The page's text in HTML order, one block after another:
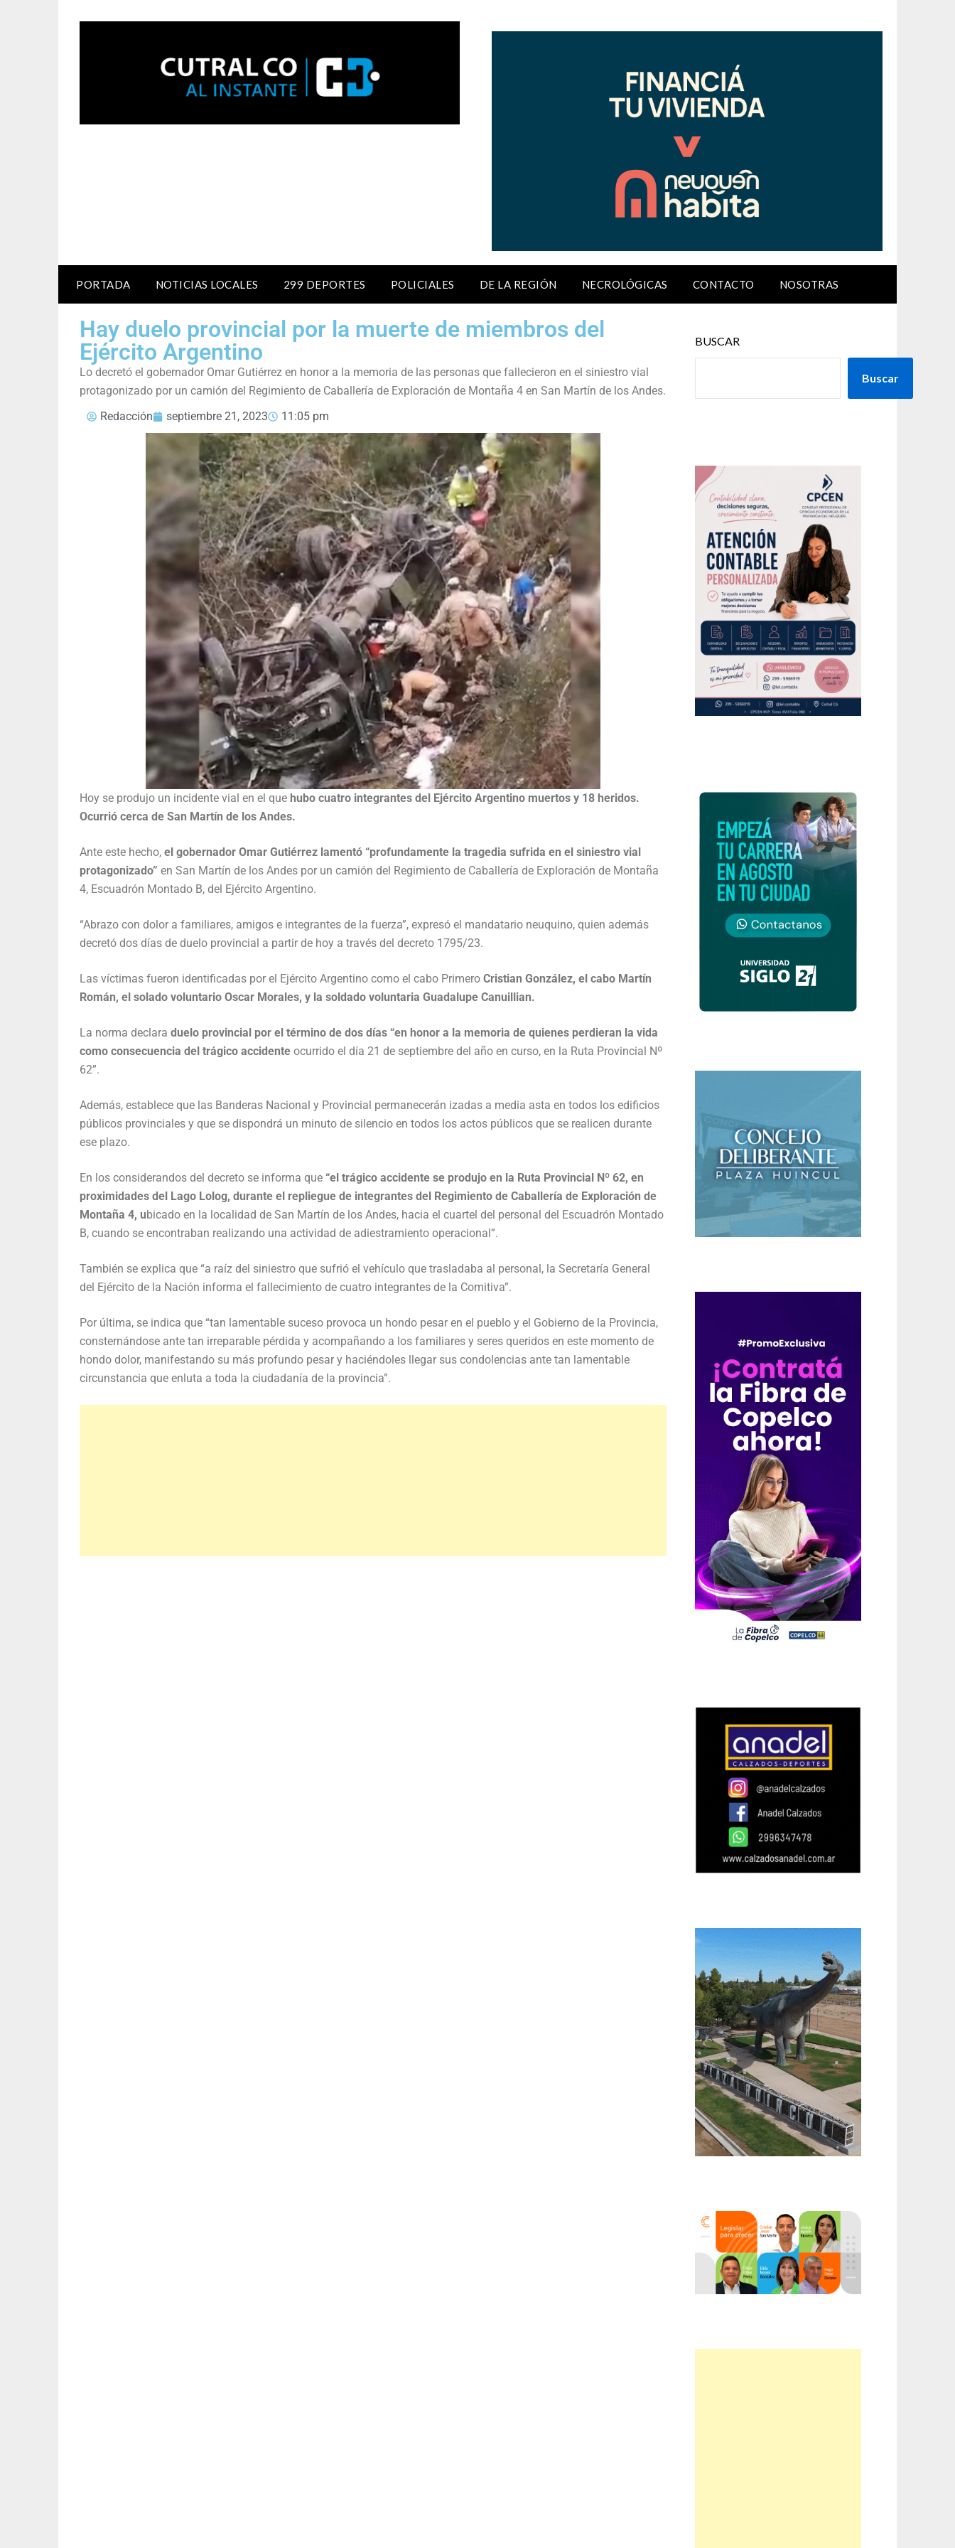
PORTADA NOTICIAS LOCALES 299 DEPORTES POLICIALES DE LA REGIÓN NECROLÓGICAS CONTACTO NOSOTRAS
Hay duelo provincial por la muerte de miembros del
Ejército Argentino
Lo decretó el gobernador Omar Gutiérrez en honor a la memoria de las personas que fallecieron en el siniestro vial
protagonizado por un camión del Regimiento de Caballería de Exploración de Montaña 4 en San Martín de los Andes.
Redacción
septiembre 21, 2023 11:05 pm
Hoy se produjo un incidente vial en el que hubo cuatro integrantes del Ejército Argentino muertos y 18 heridos.
Ocurrió cerca de San Martín de los Andes.
Ante este hecho, el gobernador Omar Gutiérrez lamentó “profundamente la tragedia sufrida en el siniestro vial
protagonizado” en San Martín de los Andes por un camión del Regimiento de Caballería de Exploración de Montaña
4, Escuadrón Montado B, del Ejército Argentino.
“Abrazo con dolor a familiares, amigos e integrantes de la fuerza”, expresó el mandatario neuquino, quien además
decretó dos días de duelo provincial a partir de hoy a través del decreto 1795/23.
Las víctimas fueron identificadas por el Ejército Argentino como el cabo Primero Cristian González, el cabo Martín
Román, el solado voluntario Oscar Morales, y la soldado voluntaria Guadalupe Canuillian.
La norma declara duelo provincial por el término de dos días “en honor a la memoria de quienes perdieran la vida
como consecuencia del trágico accidente ocurrido el día 21 de septiembre del año en curso, en la Ruta Provincial Nº
62”.
Además, establece que las Banderas Nacional y Provincial permanecerán izadas a media asta en todos los edificios
públicos provinciales y que se dispondrá un minuto de silencio en todos los actos públicos que se realicen durante
ese plazo.
En los considerandos del decreto se informa que “el trágico accidente se produjo en la Ruta Provincial Nº 62, en
proximidades del Lago Lolog, durante el repliegue de integrantes del Regimiento de Caballería de Exploración de
Montaña 4, ubicado en la localidad de San Martín de los Andes, hacia el cuartel del personal del Escuadrón Montado
B, cuando se encontraban realizando una actividad de adiestramiento operacional”.
También se explica que “a raíz del siniestro que sufrió el vehículo que trasladaba al personal, la Secretaría General
del Ejército de la Nación informa el fallecimiento de cuatro integrantes de la Comitiva”.
Por última, se indica que “tan lamentable suceso provoca un hondo pesar en el pueblo y el Gobierno de la Provincia,
consternándose ante tan irreparable pérdida y acompañando a los familiares y seres queridos en este momento de
hondo dolor, manifestando su más profundo pesar y haciéndoles llegar sus condolencias ante tan lamentable
circunstancia que enluta a toda la ciudadanía de la provincia”.
BUSCAR
Buscar